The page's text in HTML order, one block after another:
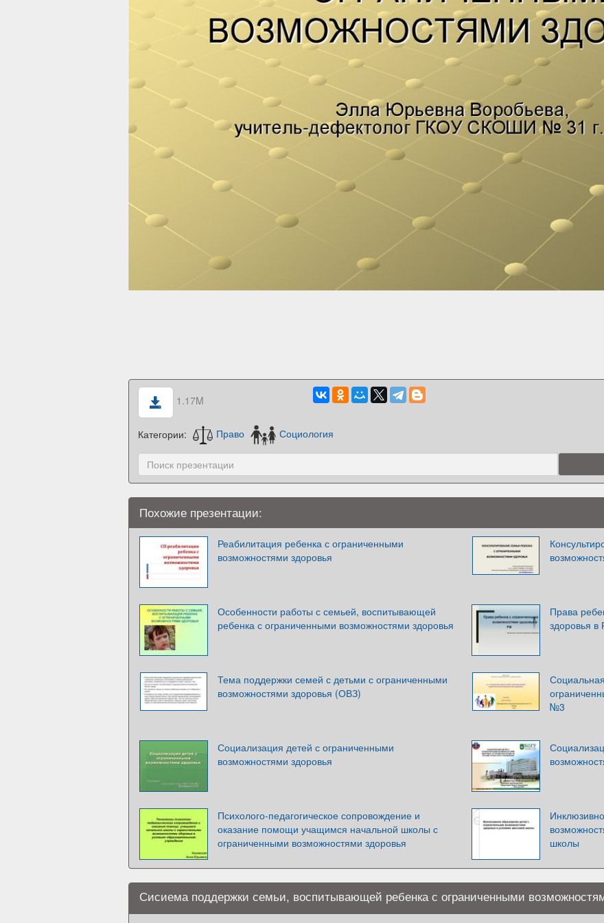
1.17M
Категории: Право Социология
Похожие презентации:
Реабилитация ребенка с ограниченными
возможностями здоровья
Особенности работы с семьей, воспитывающей
ребенка с ограниченными возможностями здоровья
Права
здоровья в
Тема поддержки семей с детьми с ограниченными
возможностями здоровья (ОВЗ)
№3
Социализация детей с ограниченными
возможностями здоровья
Психолого-педагогическое сопровождение и
оказание помощи учащимся начальной школы с
ограниченными возможностями здоровья
школы
Сисиема поддержки семьи, воспитывающей ребенка с ограниченными